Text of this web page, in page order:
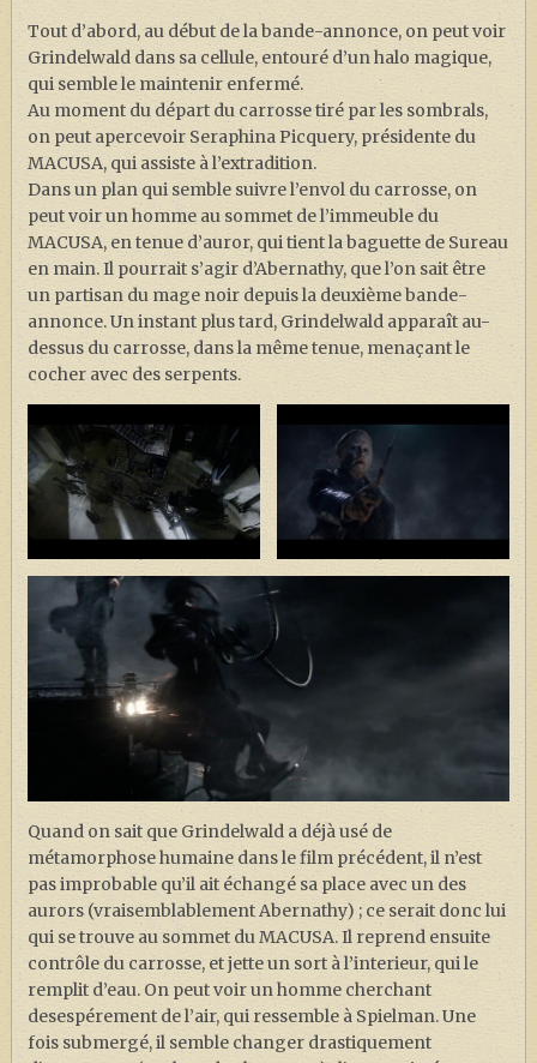
Tout d’abord, au début de la bande-annonce, on peut voir
Grindelwald dans sa cellule, entouré d’un halo magique,
qui semble le maintenir enfermé.
Au moment du départ du carrosse tiré par les sombrals,
on peut apercevoir Seraphina Picquery, présidente du
MACUSA, qui assiste à l’extradition.
Dans un plan qui semble suivre l’envol du carrosse, on
peut voir un homme au sommet de l’immeuble du
MACUSA, en tenue d’auror, qui tient la baguette de Sureau
en main. Il pourrait s’agir d’Abernathy, que l’on sait être
un partisan du mage noir depuis la deuxième bande-
annonce. Un instant plus tard, Grindelwald apparaît au-
dessus du carrosse, dans la même tenue, menaçant le
cocher avec des serpents.
Quand on sait que Grindelwald a déjà usé de
métamorphose humaine dans le film précédent, il n’est
pas improbable qu’il ait échangé sa place avec un des
aurors (vraisemblablement Abernathy) ; ce serait donc lui
qui se trouve au sommet du MACUSA. Il reprend ensuite
contrôle du carrosse, et jette un sort à l’interieur, qui le
remplit d’eau. On peut voir un homme cherchant
desespérement de l’air, qui ressemble à Spielman. Une
fois submergé, il semble changer drastiquement